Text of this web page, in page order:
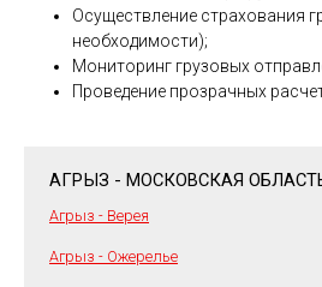
Осуществление страхования
необходимости);
Мониторинг грузовых
Проведение прозрачных
АГРЫЗ - МОСКОВСКАЯ
Агрыз - Верея
Агрыз - Ожерелье